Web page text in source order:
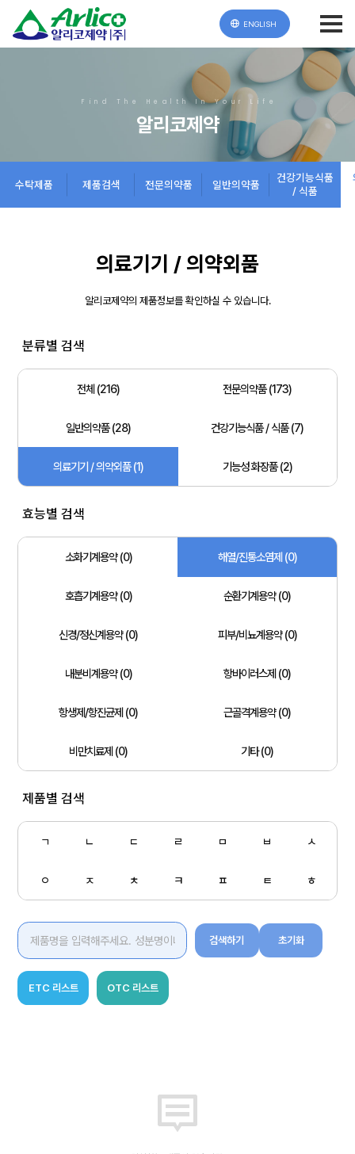
ENGLISH
Find The Health In Your Life
알리코제약
수탁제품 제품검색 전문의약품 일반의약품
건강기능식품
/ 식품
의료기기 / 의약외품
알리코제약의 제품정보를 확인하실 수 있습니다.
분류별 검색
전체 (216) 전문의약품 (173)
일반의약품 (28) 건강기능식품 / 식품 (7)
의료기기 / 의약외품 (1) 기능성 화장품 (2)
효능별 검색
소화기계용약 (0) 해열/진통소염제 (0)
호흡기계용약 (0) 순환기계용약 (0)
신경/정신계용약 (0) 피부/비뇨계용약 (0)
내분비계용약 (0) 항바이러스제 (0)
항생제/항진균제 (0) 근골격계용약 (0)
비만치료제 (0) 기타 (0)
제품별 검색
ㄱ ㄴ ㄷ ㄹ ㅁ ㅂ ㅅ
ㅇ ㅈ ㅊ ㅋ ㅍ ㅌ ㅎ
검색하기 초기화
ETC 리스트 OTC 리스트